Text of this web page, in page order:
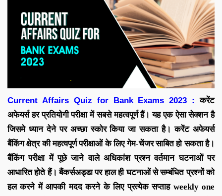
Current Affairs Quiz for Bank Exams 2023 :करेंट
अफेयर्सहर प्रतियोगी परीक्षा में सबसे महत्वपूर्ण हैं। यह एक ऐसा सेक्शन है
जिसमे ध्यान देने पर अच्छा स्कोर किया जा सकता है।करेंटअफेयर्स
बैंकिंग क्षेत्र की महत्वपूर्ण परीक्षाओं के लिए गेम-चेंजर साबित हो सकता है।
बैंकिंग परीक्षा में पूछे जाने वाले अधिकांश प्रश्न वर्तमान घटनाओं पर
आधारित होते हैं।बैंकर्सअड्डा परहाल ही घटनाओं से सम्बंधित प्रश्नों को
हल करने में आपकी मदद करने के लिएप्रत्येक सप्ताह weekly one